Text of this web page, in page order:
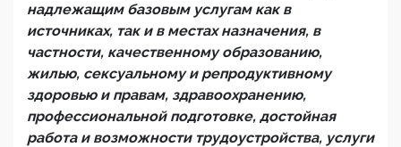
надлежащим базовым услугам как в
источниках, так и в местах назначения, в
частности, качественному образованию,
жилью, сексуальному и репродуктивному
здоровью и правам, здравоохранению,
профессиональной подготовке, достойная
работа и возможности трудоустройства, услуги